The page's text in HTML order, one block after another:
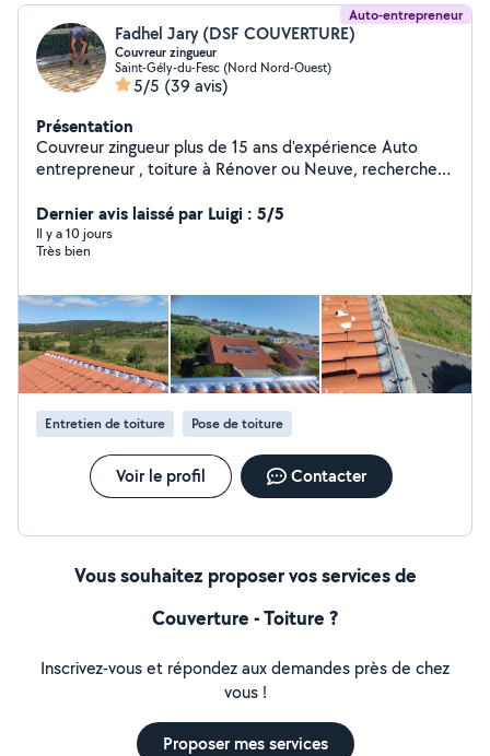
Auto-entrepreneur
Fadhel Jary (DSF COUVERTURE)
Couvreur zingueur
Saint-Gély-du-Fesc (Nord Nord-Ouest)
5/5 (39 avis)
Présentation
Couvreur zingueur plus de 15 ans d'expérience Auto
entrepreneur , toiture à Rénover ou Neuve, recherche
devis gratuit sûr Montpellier et alentours. Assurance
décennale à jour.
Dernier avis laissé par Luigi : 5/5
Il y a 10 jours
Très bien
Entretien de toiture Pose de toiture
Voir le profil Contacter
Vous souhaitez proposer vos services de
Couverture - Toiture ?
Inscrivez-vous et répondez aux demandes près de chez
vous !
Proposer mes services